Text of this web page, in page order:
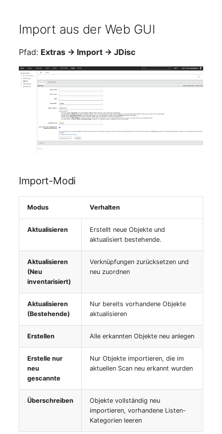
SIM
Slots
Softwarezuweisung
Speicher
Standort
Status-Planung
Varianten
Version
Verwaltungsinstanz
Import aus der Web GUI
Pfad: Extras → Import → JDisc
Import-Modi
Modus Verhalten
Aktualisieren
Erstellt neue Objekte und
aktualisiert bestehende.
Aktualisieren
(Neu
inventarisiert)
Verknüpfungen zurücksetzen und
neu zuordnen
Aktualisieren
(Bestehende)
Nur bereits vorhandene Objekte
aktualisieren
Erstellen Alle erkannten Objekte neu anlegen
Erstelle nur
neu
gescannte
Nur Objekte importieren, die im
aktuellen Scan neu erkannt wurden
Überschreiben
Objekte vollständig neu
importieren, vorhandene Listen-
Kategorien leeren